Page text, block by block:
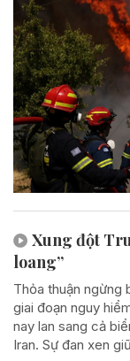
Xung đột
loang”
Thỏa thuận ngừng
giai đoạn nguy
nay lan sang cả
Iran. Sự đan xen